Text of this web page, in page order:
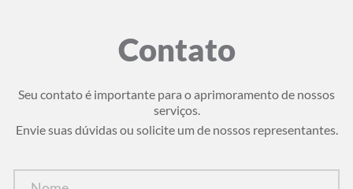
Contato
Seu contato é importante para o aprimoramento de nossos
serviços.
Envie suas dúvidas ou solicite um de nossos representantes.